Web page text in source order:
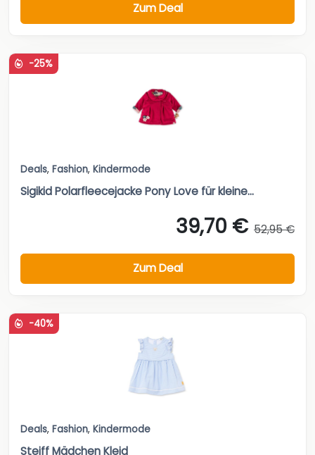
Zum Deal
-25%
Deals, Fashion, Kindermode
Sigikid Polarfleecejacke Pony Love für kleine...
39,70 € 52,95 €
Zum Deal
-40%
Deals, Fashion, Kindermode
Steiff Mädchen Kleid